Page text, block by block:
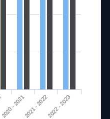
2020 - 20212021 - 20222022 - 2023